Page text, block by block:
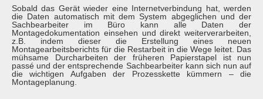
Sobald das Gerät wieder eine Internetverbindung hat, werden
die Daten automatisch mit dem System abgeglichen und der
Sachbearbeiter im Büro kann alle Daten der
Montagedokumentation einsehen und direkt weiterverarbeiten,
z.B. indem dieser die Erstellung eines neuen
Montagearbeitsberichts für die Restarbeit in die Wege leitet. Das
mühsame Durcharbeiten der früheren Papierstapel ist nun
passé und der entsprechende Sachbearbeiter kann sich nun auf
die wichtigen Aufgaben der Prozesskette kümmern – die
Montageplanung.